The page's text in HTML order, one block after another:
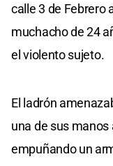
calle 3 de Febrero
muchacho de 24
el violento sujeto.
El ladrón
una de sus
empuñando un